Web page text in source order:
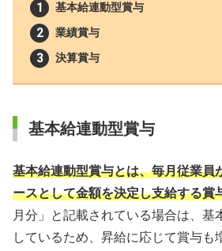
基本給連動型賞与
業績賞与
決算賞与
基本給連動型賞与
基本給連動型賞与とは、毎月従業員
ースとして金額を決定し支給する賞
月分」と記載されている場合は、基
しているため、昇給に応じて賞与も